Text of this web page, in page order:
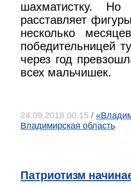
шахматистку.
расставляет
несколько
победительницей
через год
всех мальчишек.
24.09.2018 00:15 /
Владимирская область
Патриотизм